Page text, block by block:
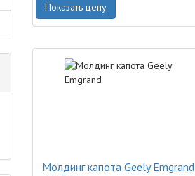
Показать цену
Молдинг капота Geely Emgrand